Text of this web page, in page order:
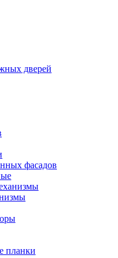
дверей
фасадов
планки